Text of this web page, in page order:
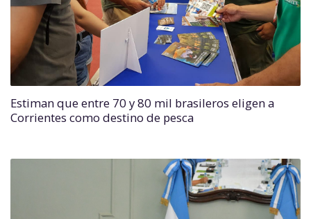
Estiman que entre 70 y 80 mil brasileros eligen a
Corrientes como destino de pesca